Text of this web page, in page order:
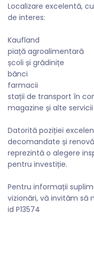
Localizare excelentă,
de interes:
Kaufland
piață agroalimentară
școli și grădinițe
bănci
farmacii
stații de transport în
magazine și alte servicii
Datorită poziției
decomandate și
reprezintă o alegere
pentru investiție.
Pentru informații
vizionări, vă invităm să
id P13574